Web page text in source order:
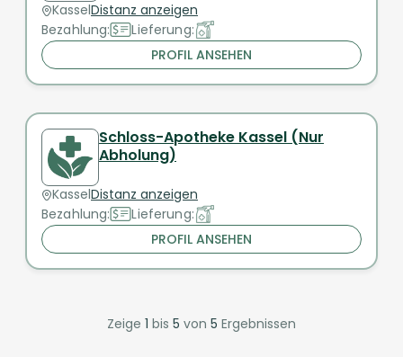
KasselDistanz anzeigen
Bezahlung:
Lieferung:
PROFIL ANSEHEN
Schloss-Apotheke Kassel (Nur
Abholung)
KasselDistanz anzeigen
Bezahlung:
Lieferung:
PROFIL ANSEHEN
Zeige 1 bis 5 von 5 Ergebnissen